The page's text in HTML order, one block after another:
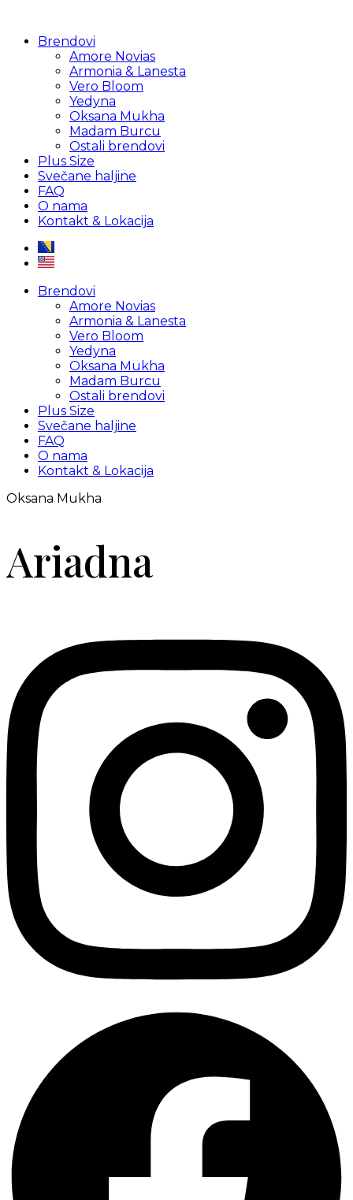
Brendovi
Amore Novias
Armonia & Lanesta
Vero Bloom
Yedyna
Oksana Mukha
Madam Burcu
Ostali brendovi
Plus Size
Svečane haljine
FAQ
O nama
Kontakt & Lokacija
Brendovi
Amore Novias
Armonia & Lanesta
Vero Bloom
Yedyna
Oksana Mukha
Madam Burcu
Ostali brendovi
Plus Size
Svečane haljine
FAQ
O nama
Kontakt & Lokacija
Oksana Mukha
Ariadna